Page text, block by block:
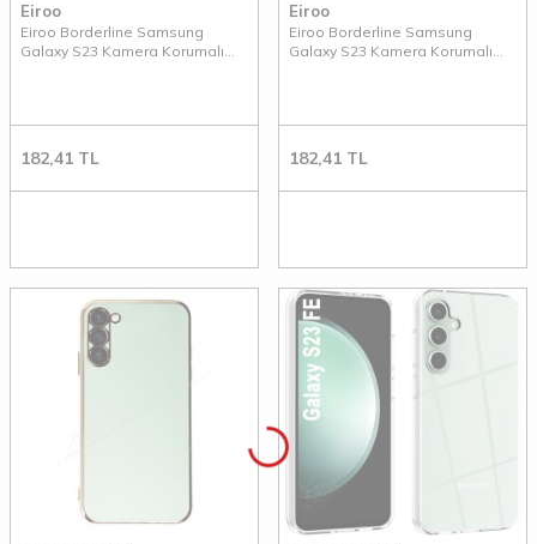
Eiroo
Eiroo Borderline Samsung
Galaxy S23 Kamera Korumalı
182,41 TL
Eiroo
Eiroo Borderline Samsung
Galaxy S23 Kamera Korumalı
182,41 TL